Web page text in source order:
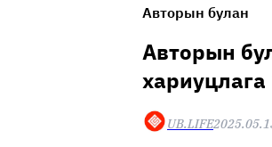
Авторын булан
Авторын
хариуцлага
UB.LIFE